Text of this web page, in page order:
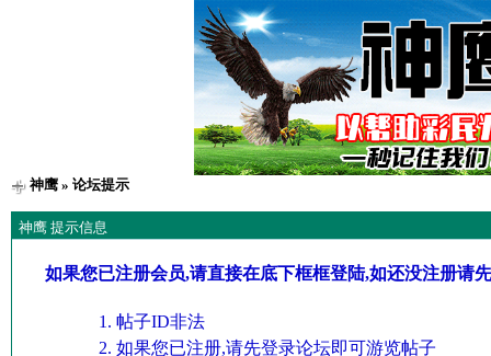
神鹰» 论坛提示
神鹰 提示信息
如果您已注册会员,请直接在底下框框登陆,如还没注册请
帖子ID非法
如果您已注册,请先登录论坛即可游览帖子